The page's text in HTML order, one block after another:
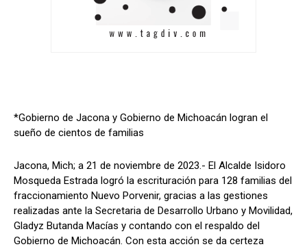
*Gobierno de Jacona y Gobierno de Michoacán logran el
sueño de cientos de familias
Jacona, Mich; a 21 de noviembre de 2023.- El Alcalde Isidoro
Mosqueda Estrada logró la escrituración para 128 familias del
fraccionamiento Nuevo Porvenir, gracias a las gestiones
realizadas ante la Secretaria de Desarrollo Urbano y Movilidad,
Gladyz Butanda Macías y contando con el respaldo del
Gobierno de Michoacán. Con esta acción se da certeza